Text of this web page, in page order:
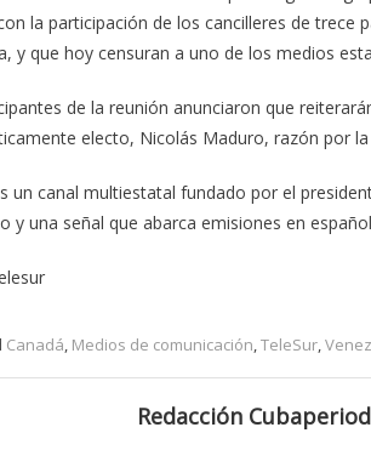
la participación de los cancilleres de trece
y que hoy censuran a uno de los medios
de la reunión anunciaron que
electo, Nicolás Maduro, razón por
un canal multiestatal fundado por el
y una señal que abarca emisiones en
Canadá, Medios de comunicación,TeleSur,
Redacción